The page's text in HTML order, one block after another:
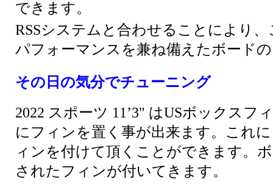
できます。
RSSシステムと合わせることにより
パフォーマンスを兼ね備えたボード
その日の気分でチューニング
2022 スポーツ 11’3" はUSボックス
にフィンを置く事が出来ます。 これ
ィンを付けて頂くことができます。
されたフィンが付いてきます。